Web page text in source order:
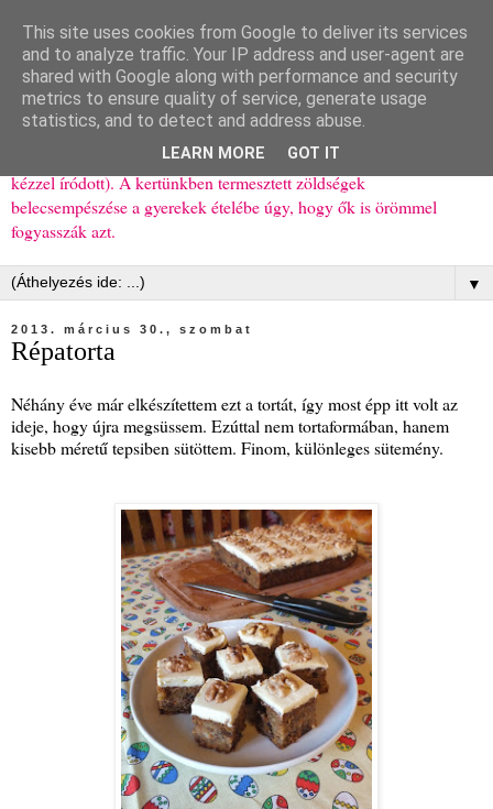
Ízőrző
Kisgyerekes család kipróbált, többnyire egészséges ételeket
bemutató receptjei a mindennapokra (mert a papírfecniket folyton
elhagyom) és gyerekeimnek ajándékba (mint régen, csak ez nem
kézzel íródott). A kertünkben termesztett zöldségek
belecsempészése a gyerekek ételébe úgy, hogy ők is örömmel
fogyasszák azt.
▼
2013. március 30., szombat
Répatorta
Néhány éve már elkészítettem ezt a tortát, így most épp itt volt az
ideje, hogy újra megsüssem. Ezúttal nem tortaformában, hanem
kisebb méretű tepsiben sütöttem. Finom, különleges sütemény.
This site uses cookies from Google to deliver its services
and to analyze traffic. Your IP address and user-agent are
shared with Google along with performance and security
metrics to ensure quality of service, generate usage
statistics, and to detect and address abuse.
LEARN MORE GOT IT